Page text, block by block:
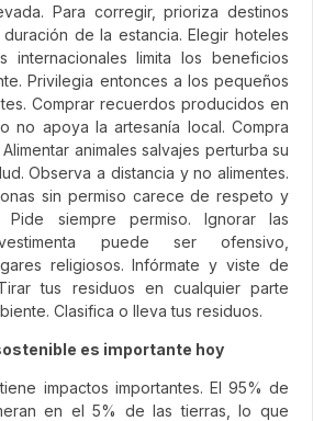
Para corregir, prioriza destinos
de la estancia. Elegir hoteles
internacionales limita los beneficios
Privilegia entonces a los pequeños
Comprar recuerdos producidos en
no apoya la artesanía local. Compra
animales salvajes perturba su
Observa a distancia y no alimentes.
sin permiso carece de respeto y
siempre permiso. Ignorar las
puede ser ofensivo,
religiosos. Infórmate y viste de
tus residuos en cualquier parte
Clasifica o lleva tus residuos.
es importante hoy
impactos importantes. El 95% de
en el 5% de las tierras, lo que